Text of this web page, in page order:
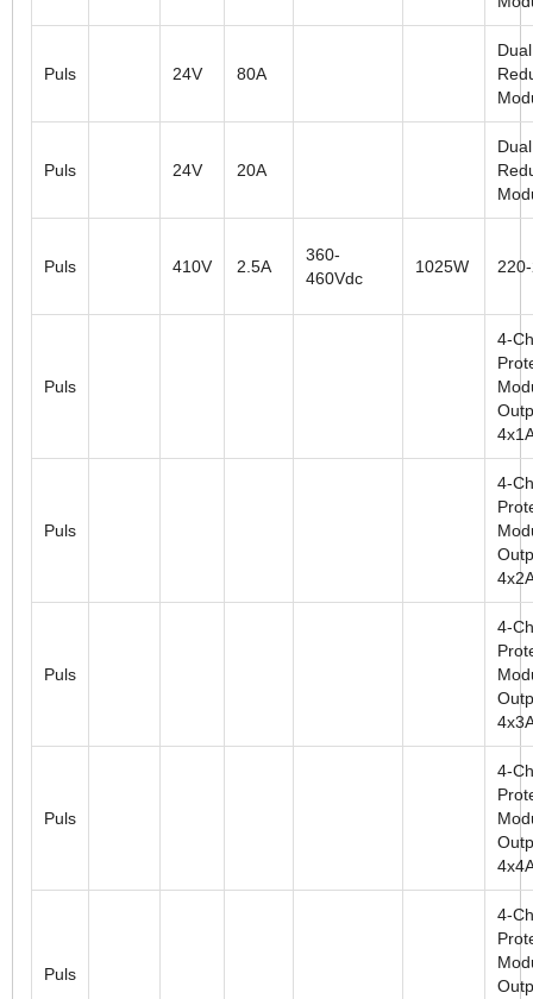
Puls 24V 80A
Puls 24V 20A
Puls 410V 2.5A
360-
460Vdc
1025W
Puls
4-
Puls
4-
Puls
4-
Puls
4-
Puls
4-